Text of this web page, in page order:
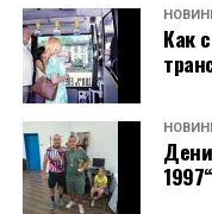
новата кула.
търси подходящо
като до средата на
оригинално място
Община Дряново и
Как